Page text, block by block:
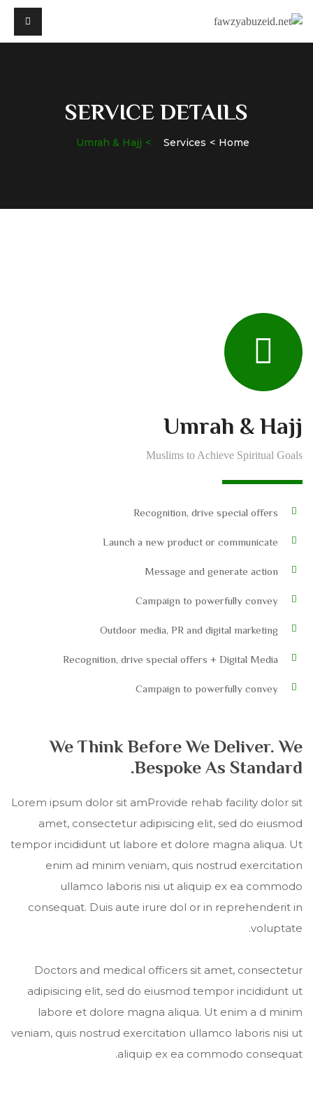
SERVICE DETAILS
Home
Services
Umrah & Hajj
Umrah & Hajj
Muslims to Achieve Spiritual Goals
Recognition, drive special offers
Launch a new product or communicate
Message and generate action
Campaign to powerfully convey
Outdoor media, PR and digital marketing
Recognition, drive special offers + Digital Media
Campaign to powerfully convey
We Think Before We Deliver. We
Bespoke As Standard.
Lorem ipsum dolor sit amProvide rehab facility dolor sit
amet, consectetur adipisicing elit, sed do eiusmod
tempor incididunt ut labore et dolore magna aliqua. Ut
enim ad minim veniam, quis nostrud exercitation
ullamco laboris nisi ut aliquip ex ea commodo
consequat. Duis aute irure dol or in reprehenderit in
voluptate.
Doctors and medical officers sit amet, consectetur
adipisicing elit, sed do eiusmod tempor incididunt ut
labore et dolore magna aliqua. Ut enim a d minim
veniam, quis nostrud exercitation ullamco laboris nisi ut
aliquip ex ea commodo consequat.